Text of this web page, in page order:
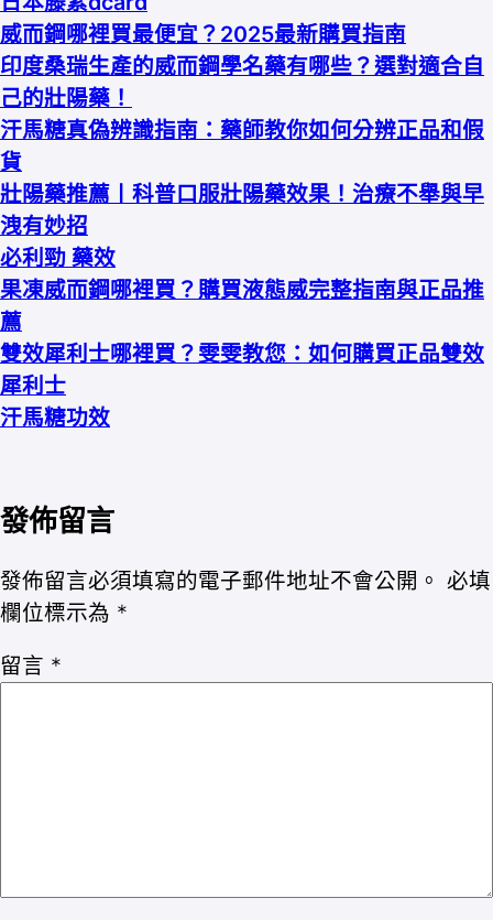
威而鋼哪裡買最便宜？2025最新購買指南
印度桑瑞生產的威而鋼學名藥有哪些？選對適合自
己的壯陽藥！
汗馬糖真偽辨識指南：藥師教你如何分辨正品和假
貨
壯陽藥推薦丨科普口服壯陽藥效果！治療不舉與早
洩有妙招
必利勁 藥效
果凍威而鋼哪裡買？購買液態威完整指南與正品推
薦
雙效犀利士哪裡買？雯雯教您：如何購買正品雙效
犀利士
汗馬糖功效
發佈留言
發佈留言必須填寫的電子郵件地址不會公開。 必填
欄位標示為 *
留言 *